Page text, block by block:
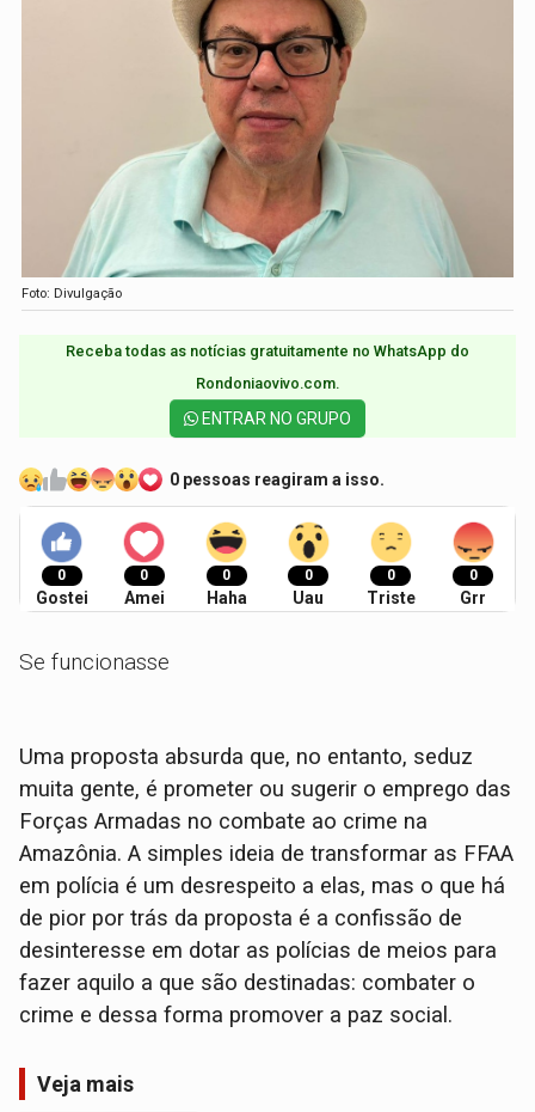
Foto: Divulgação
Receba todas as notícias gratuitamente no WhatsApp do
Rondoniaovivo.com.​
ENTRAR NO GRUPO
0 pessoas reagiram a isso.
0
Gostei
0
Amei
0
Haha
0
Uau
0
Triste
0
Grr
Se funcionasse
Uma proposta absurda que, no entanto, seduz
muita gente, é prometer ou sugerir o emprego das
Forças Armadas no combate ao crime na
Amazônia. A simples ideia de transformar as FFAA
em polícia é um desrespeito a elas, mas o que há
de pior por trás da proposta é a confissão de
desinteresse em dotar as polícias de meios para
fazer aquilo a que são destinadas: combater o
crime e dessa forma promover a paz social.
Veja mais